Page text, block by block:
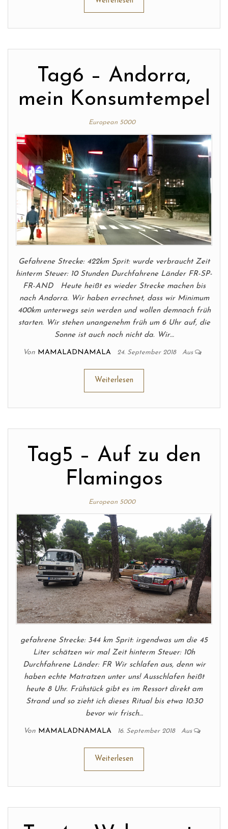
Tag6 – Andorra,
mein Konsumtempel
European 5000
Gefahrene Strecke: 422km Sprit: wurde verbraucht Zeit
hinterm Steuer: 10 Stunden Durchfahrene Länder FR-SP-
FR-AND Heute heißt es wieder Strecke machen bis
nach Andorra. Wir haben errechnet, dass wir Minimum
400km unterwegs sein werden und wollen demnach früh
starten. Wir stehen unangenehm früh um 6 Uhr auf, die
Sonne ist auch noch nicht da. Wir…
Von MAMALADNAMALA 24. September 2018 Aus
Weiterlesen
Tag5 – Auf zu den
Flamingos
European 5000
gefahrene Strecke: 344 km Sprit: irgendwas um die 45
Liter schätzen wir mal Zeit hinterm Steuer: 10h
Durchfahrene Länder: FR Wir schlafen aus, denn wir
haben echte Matratzen unter uns! Ausschlafen heißt
heute 8 Uhr. Frühstück gibt es im Ressort direkt am
Strand und so zieht ich dieses Ritual bis etwa 10:30
bevor wir frisch…
Von MAMALADNAMALA 16. September 2018 Aus
Weiterlesen